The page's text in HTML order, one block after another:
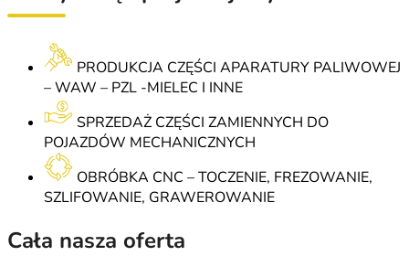
PRODUKCJA CZĘŚCI APARATURY PALIWOWEJ
– WAW – PZL -MIELEC I INNE
SPRZEDAŻ CZĘŚCI ZAMIENNYCH DO
POJAZDÓW MECHANICZNYCH
OBRÓBKA CNC – TOCZENIE, FREZOWANIE,
SZLIFOWANIE, GRAWEROWANIE
Cała nasza oferta